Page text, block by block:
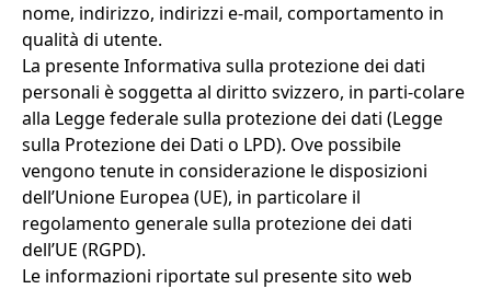
nome, indirizzo, indirizzi e-mail, comportamento in
qualità di utente.
La presente Informativa sulla protezione dei dati
personali è soggetta al diritto svizzero, in parti-colare
alla Legge federale sulla protezione dei dati (Legge
sulla Protezione dei Dati o LPD). Ove possibile
vengono tenute in considerazione le disposizioni
dell’Unione Europea (UE), in particolare il
regolamento generale sulla protezione dei dati
dell’UE (RGPD).
Le informazioni riportate sul presente sito web